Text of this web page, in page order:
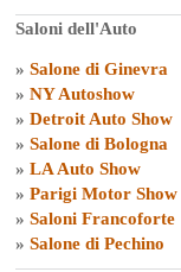
Saloni dell'Auto
» Salone di Ginevra
» NY Autoshow
» Detroit Auto Show
» Salone di Bologna
» LA Auto Show
» Parigi Motor Show
» Saloni Francoforte
» Salone di Pechino